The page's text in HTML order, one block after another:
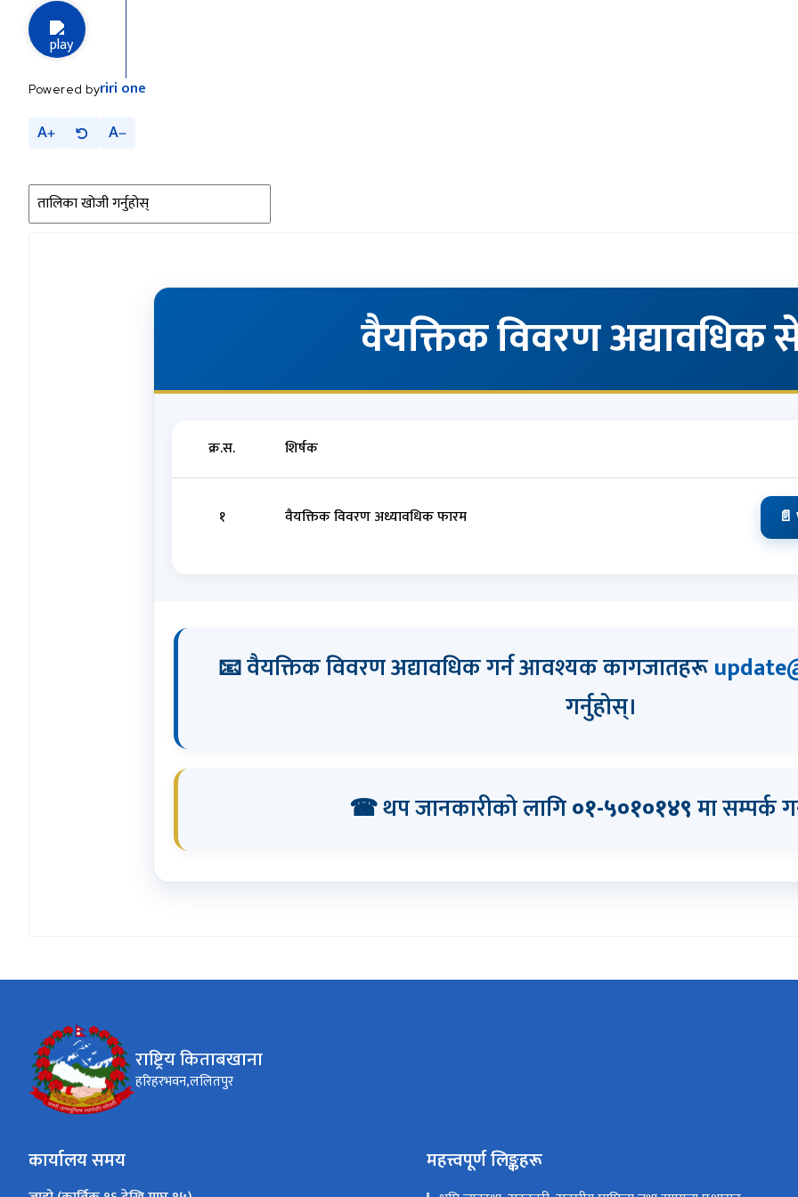
Powered byriri one
A A
वैयक्तिक विवरण अद्यावधिक
क्र.स. शिर्षक
१ वैयक्तिक विवरण अध्यावधिक फारम
📧 वैयक्तिक विवरण अद्यावधिक गर्न आवश्यक कागजातहरू
गर्नुहोस्।
☎ थप जानकारीको लागि०१-५०१०१४९मा सम्पर्क
राष्ट्रिय किताबखाना
हरिहरभवन,ललितपुर
कार्यालय समय महत्त्वपूर्ण लिङ्कहरू